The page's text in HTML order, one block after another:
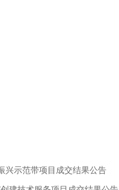
兴示范带项目成交结果公告